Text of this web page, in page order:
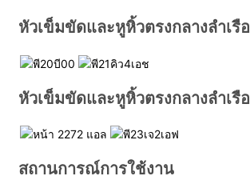
หัวเข็มขัดและหูหิ้วตรงกลางลำเรือ
หัวเข็มขัดและหูหิ้วตรงกลางลำเรือ
สถานการณ์การใช้งาน